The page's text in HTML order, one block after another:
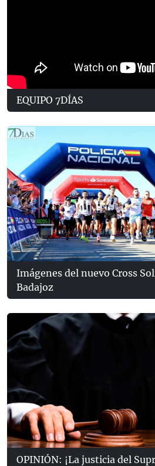
EQUIPO 7DÍAS
Imágenes del nuevo Cross
Badajoz
OPINIÓN: ¡La justicia del